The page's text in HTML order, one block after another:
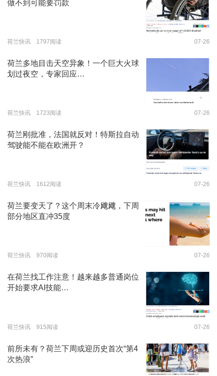
做不到可能要罚款
荷兰快讯 1797阅读 07-26
荷兰多地目击天空异象！一个巨大火球
划过夜空，专家回应…
荷兰快讯 1723阅读 07-26
荷兰刚批准，法国就反对！特斯拉自动
驾驶能不能在欧洲开？
荷兰快讯 1612阅读 07-26
荷兰要变天了？这个周末冷飕飕，下周
部分地区直冲35度
荷兰快讯 970阅读 07-26
在荷兰找工作注意！越来越多普通岗位
开始要求AI技能…
荷兰快讯 915阅读 07-26
前所未有？荷兰下周或迎历史首次“第4
次热浪”